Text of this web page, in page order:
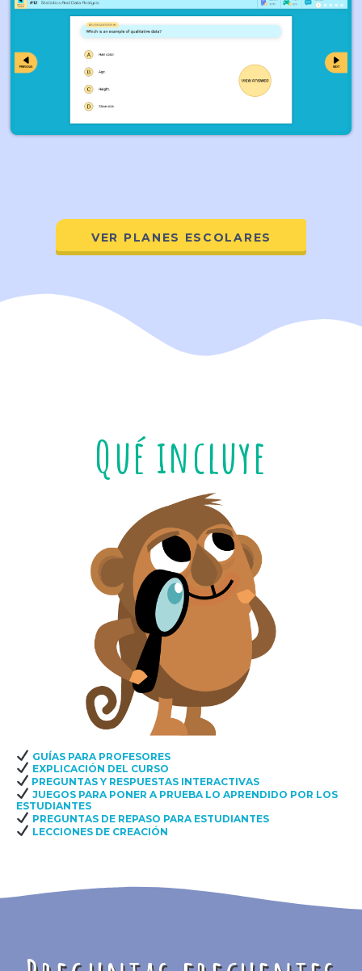
VER PLANES ESCOLARES
Qué incluye
GUÍAS PARA PROFESORES
EXPLICACIÓN DEL CURSO
PREGUNTAS Y RESPUESTAS INTERACTIVAS
JUEGOS PARA PONER A PRUEBA LO APRENDIDO POR LOS
ESTUDIANTES
PREGUNTAS DE REPASO PARA ESTUDIANTES
LECCIONES DE CREACIÓN